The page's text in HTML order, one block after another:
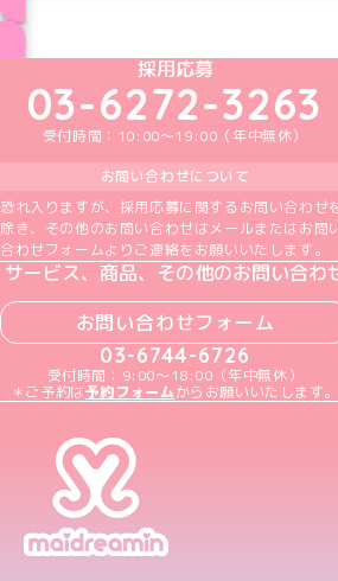
めいどりーみんTikTok
めいどりーみんX公
めいどりーみ
めいどり
め
採用応募
03-6272-3263
受付時間：10:00～19:00（年中無休）
お問い合わせについて
恐れ入りますが、採用応募に関するお問い合わせ
除き、その他のお問い合わせはメールまたはお問
合わせフォームよりご連絡をお願いいたします。
サービス、商品、その他のお問い合わ
お問い合わせフォーム
03-6744-6726
受付時間：9:00～18:00（年中無休）
＊ご予約は予約フォームからお願いいたします。